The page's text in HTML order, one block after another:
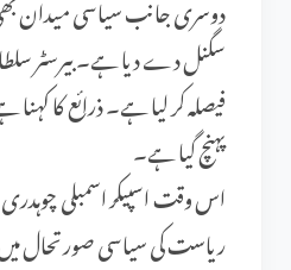
سگنل دے دیا ہے۔ بیرسٹر
فیصلہ کر لیا ہے۔ ذرائع کا
پہنچ گیا ہے۔
اس وقت اسپیکر اسمبلی
ریاست کی سیاسی صورتحال